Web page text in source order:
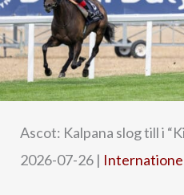
Ascot: Kalpana slog till i
2026-07-26 |